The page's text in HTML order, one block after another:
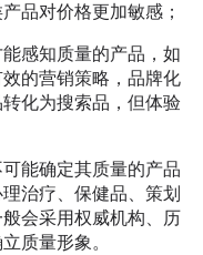
品对价格更加敏感；
感知质量的产品，如
的营销策略，品牌化
化为搜索品，但体验
能确定其质量的产品
治疗、保健品、策划
会采用权威机构、历
质量形象。